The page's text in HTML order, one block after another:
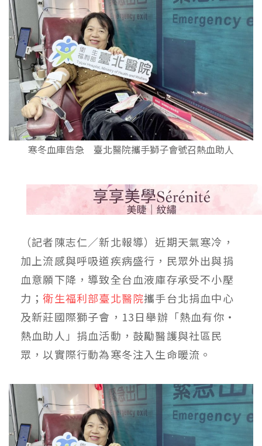
寒冬血庫告急 臺北醫院攜手獅子會號召熱血助人
（記者陳志仁／新北報導）近期天氣寒冷，
加上流感與呼吸道疾病盛行，民眾外出與捐
血意願下降，導致全台血液庫存承受不小壓
力；衛生福利部臺北醫院攜手台北捐血中心
及新莊國際獅子會，13日舉辦「熱血有你・
熱血助人」捐血活動，鼓勵醫護與社區民
眾，以實際行動為寒冬注入生命暖流。